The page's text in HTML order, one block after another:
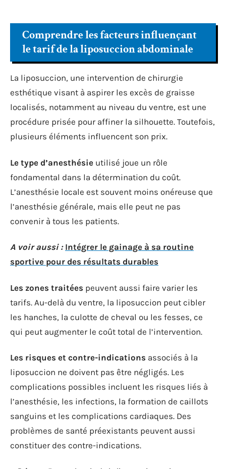
Comprendre les facteurs influençant
le tarif de la liposuccion abdominale
La liposuccion, une intervention de chirurgie
esthétique visant à aspirer les excès de graisse
localisés, notamment au niveau du ventre, est une
procédure prisée pour affiner la silhouette. Toutefois,
plusieurs éléments influencent son prix.
Le type d’anesthésie utilisé joue un rôle
fondamental dans la détermination du coût.
L’anesthésie locale est souvent moins onéreuse que
l’anesthésie générale, mais elle peut ne pas
convenir à tous les patients.
A voir aussi : Intégrer le gainage à sa routine
sportive pour des résultats durables
Les zones traitées peuvent aussi faire varier les
tarifs. Au-delà du ventre, la liposuccion peut cibler
les hanches, la culotte de cheval ou les fesses, ce
qui peut augmenter le coût total de l’intervention.
Les risques et contre-indications associés à la
liposuccion ne doivent pas être négligés. Les
complications possibles incluent les risques liés à
l’anesthésie, les infections, la formation de caillots
sanguins et les complications cardiaques. Des
problèmes de santé préexistants peuvent aussi
constituer des contre-indications.